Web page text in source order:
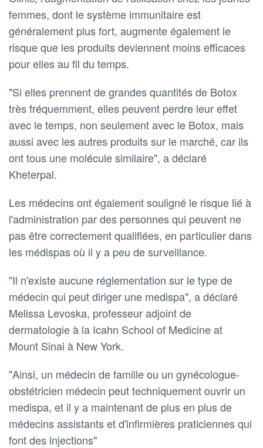
femmes, dont le système immunitaire est
généralement plus fort, augmente également le
risque que les produits deviennent moins efficaces
pour elles au fil du temps.
"Si elles prennent de grandes quantités de Botox
très fréquemment, elles peuvent perdre leur effet
avec le temps, non seulement avec le Botox, mais
aussi avec les autres produits sur le marché, car ils
ont tous une molécule similaire", a déclaré
Kheterpal.
Les médecins ont également souligné le risque lié à
l'administration par des personnes qui peuvent ne
pas être correctement qualifiées, en particulier dans
les médispas où il y a peu de surveillance.
"Il n'existe aucune réglementation sur le type de
médecin qui peut diriger une medispa", a déclaré
Melissa Levoska, professeur adjoint de
dermatologie à la Icahn School of Medicine at
Mount Sinai à New York.
"Ainsi, un médecin de famille ou un gynécologue-
obstétricien médecin peut techniquement ouvrir un
medispa, et il y a maintenant de plus en plus de
médecins assistants et d'infirmières praticiennes qui
font des injections"